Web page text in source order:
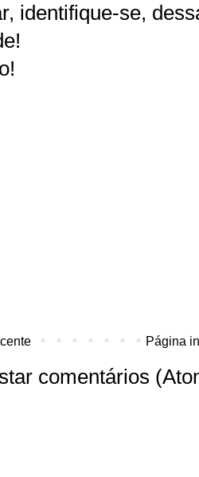
identifique-se,
Página
comentários